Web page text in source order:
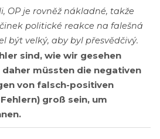
OP je rovněž nákladné, takže
politické reakce na falešná
být velký, aby byl přesvědčivý.
sind, wie wir gesehen
müssten die negativen
von falsch-positiven
groß sein, um